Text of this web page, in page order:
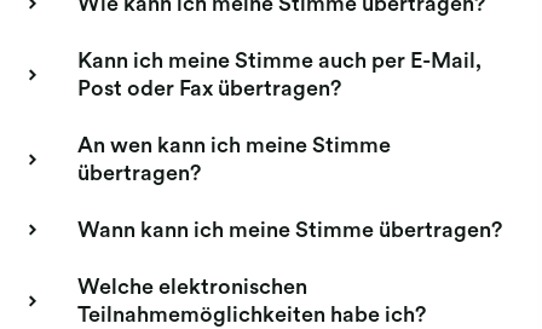
Wie kann ich meine Stimme übertragen?
Kann ich meine Stimme auch per E-Mail,
Post oder Fax übertragen?
An wen kann ich meine Stimme
übertragen?
Wann kann ich meine Stimme übertragen?
Welche elektronischen
Teilnahmemöglichkeiten habe ich?